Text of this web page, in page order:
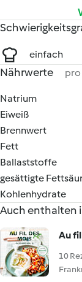
einfach
Nährwerte
Natrium
Eiweiß
Brennwert
Fett
Ballaststoffe
gesättigte
Kohlenhydrate
Auch enthalten
Au
10